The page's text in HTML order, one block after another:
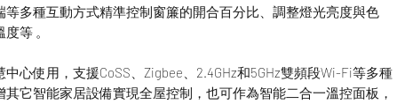
等多種互動方式精準控制窗簾的開合百分比、調整燈光亮度與色
等 。
心使用，支援CoSS、Zigbee、2.4GHz和5GHz雙頻段Wi-Fi等多種
其它智能家居設備實現全屋控制，也可作為智能二合一溫控面板，